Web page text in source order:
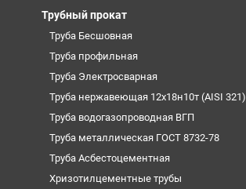
Трубный прокат
Труба Бесшовная
Труба профильная
Труба Электросварная
Труба нержавеющая 12х18н10т (AISI 321)
Труба водогазопроводная ВГП
Труба металлическая ГОСТ 8732-78
Труба Асбестоцементная
Хризотилцементные трубы